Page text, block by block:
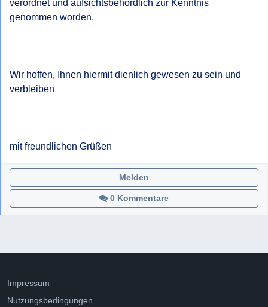
verordnet und aufsichtsbehördlich zur Kenntnis
genommen worden.
Wir hoffen, Ihnen hiermit dienlich gewesen zu sein und
verbleiben
mit freundlichen Grüßen
0 Kommentare
Melden
Impressum
Nutzungsbedingungen